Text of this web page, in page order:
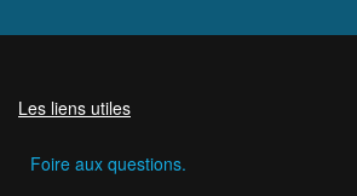
Les liens utiles
Foire aux questions.